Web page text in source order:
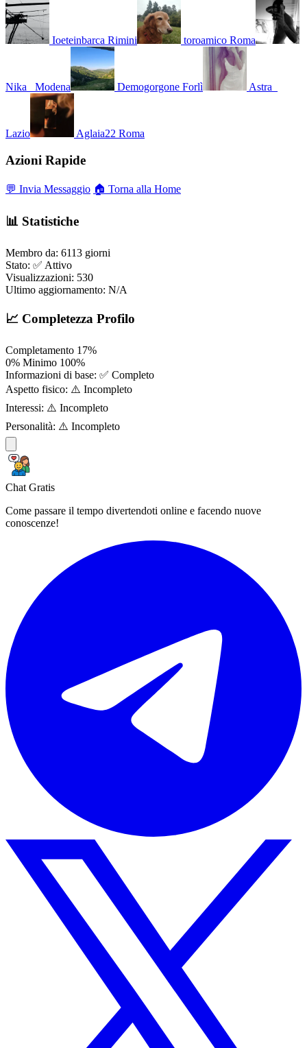
Ioeteinbarca Rimini toroamico Roma
Nika_ Modena Demogorgone Forlì Astra_
Lazio Aglaia22 Roma
Azioni Rapide
💬 Invia Messaggio 🏠 Torna alla Home
📊 Statistiche
Membro da: 6113 giorni
Stato: ✅ Attivo
Visualizzazioni: 530
Ultimo aggiornamento: N/A
📈 Completezza Profilo
Completamento 17%
0% Minimo 100%
Informazioni di base: ✅ Completo
Aspetto fisico: ⚠️ Incompleto
Interessi: ⚠️ Incompleto
Personalità: ⚠️ Incompleto
Chat Gratis
Come passare il tempo divertendoti online e facendo nuove
conoscenze!